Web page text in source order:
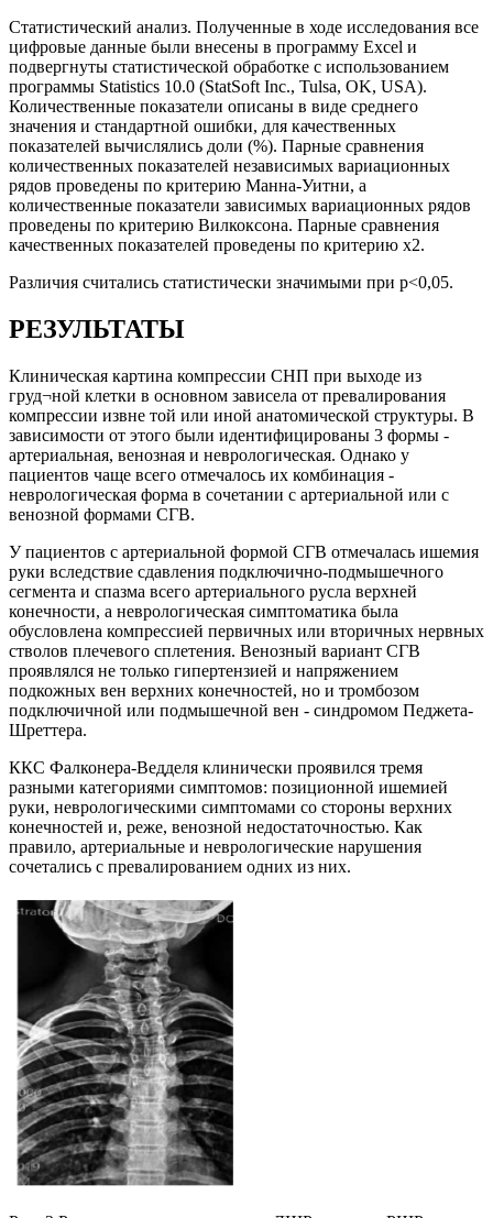
Статистический анализ. Полученные в ходе исследования все
цифровые данные были внесены в программу Excel и
подвергнуты статистической обработке с использованием
программы Statistics 10.0 (StatSoft Inc., Tulsa, OK, USA).
Количественные показатели описаны в виде среднего
значения и стандартной ошибки, для качественных
показателей вычислялись доли (%). Парные сравнения
количественных показателей независимых вариационных
рядов проведены по критерию Манна-Уитни, а
количественные показатели зависимых вариационных рядов
проведены по критерию Вилкоксона. Парные сравнения
качественных показателей проведены по критерию х2.
Различия считались статистически значимыми при p<0,05.
РЕЗУЛЬТАТЫ
Клиническая картина компрессии СНП при выходе из
груд¬ной клетки в основном зависела от превалирования
компрессии извне той или иной анатомической структуры. В
зависимости от этого были идентифицированы 3 формы -
артериальная, венозная и неврологическая. Однако у
пациентов чаще всего отмечалось их комбинация -
неврологическая форма в сочетании с артериальной или с
венозной формами СГВ.
У пациентов с артериальной формой СГВ отмечалась ишемия
руки вследствие сдавления подключично-подмышечного
сегмента и спазма всего артериального русла верхней
конечности, а неврологическая симптоматика была
обусловлена компрессией первичных или вторичных нервных
стволов плечевого сплетения. Венозный вариант СГВ
проявлялся не только гипертензией и напряжением
подкожных вен верхних конечностей, но и тромбозом
подключичной или подмышечной вен - синдромом Педжета-
Шреттера.
ККС Фалконера-Ведделя клинически проявился тремя
разными категориями симптомов: позиционной ишемией
руки, неврологическими симптомами со стороны верхних
конечностей и, реже, венозной недостаточностью. Как
правило, артериальные и неврологические нарушения
сочетались с превалированием одних из них.